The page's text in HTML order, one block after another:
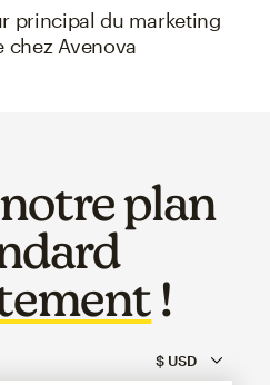
principal du marketing
chez Avenova
plan
!